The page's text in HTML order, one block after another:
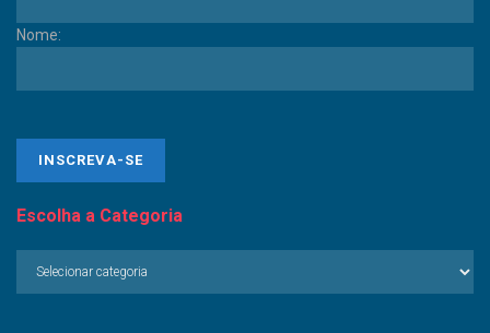
Nome:
Escolha a Categoria